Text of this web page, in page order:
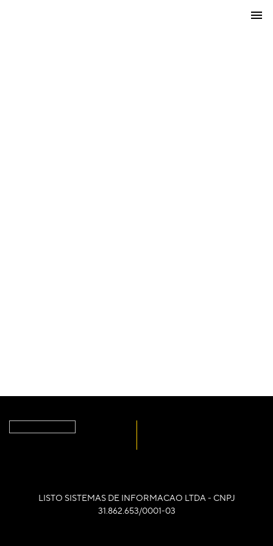
LISTO SISTEMAS DE INFORMACAO LTDA - CNPJ
31.862.653/0001-03